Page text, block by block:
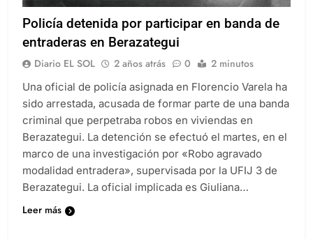
Policía detenida por participar en banda de
entraderas en Berazategui
Diario EL SOL 2 años atrás 0 2 minutos
Una oficial de policía asignada en Florencio Varela ha
sido arrestada, acusada de formar parte de una banda
criminal que perpetraba robos en viviendas en
Berazategui. La detención se efectuó el martes, en el
marco de una investigación por «Robo agravado
modalidad entradera», supervisada por la UFIJ 3 de
Berazategui. La oficial implicada es Giuliana…
Leer más